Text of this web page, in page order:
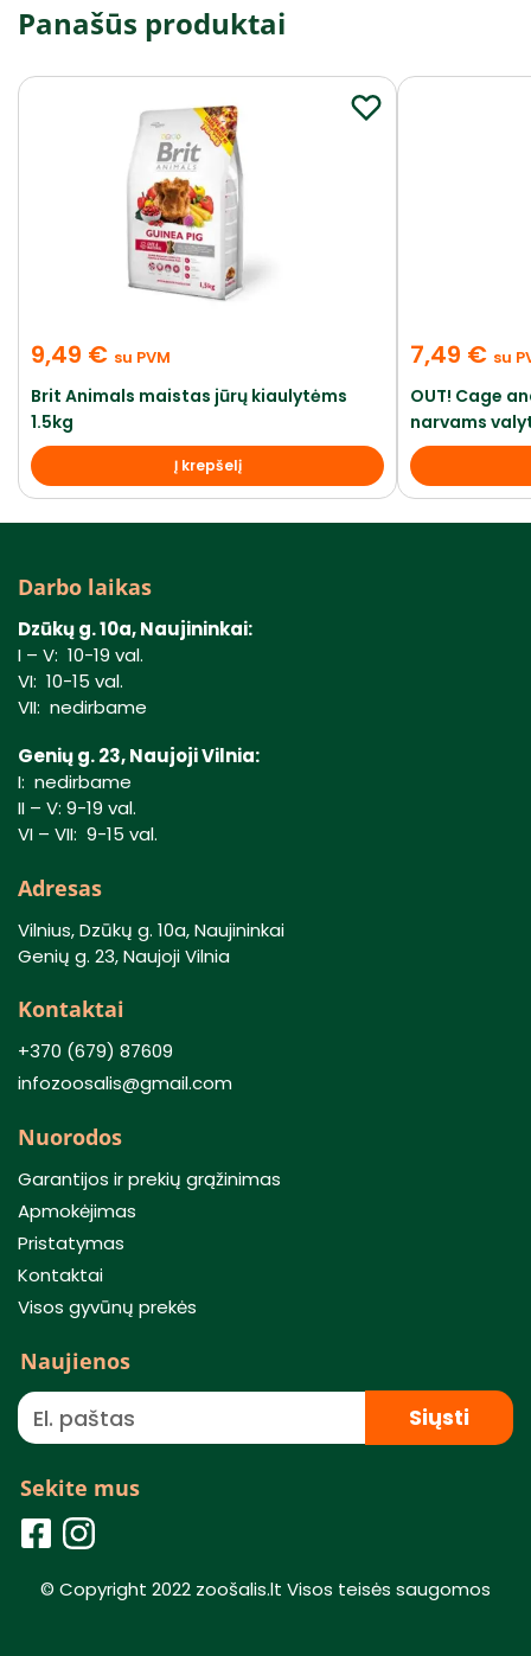
Panašūs produktai
9,49 € su PVM
Brit Animals maistas jūrų kiaulytėms
1.5kg
Į krepšelį
7,49 € su
OUT! Cage
narvams
Darbo laikas
Dzūkų g. 10a, Naujininkai:
I – V: 10-19 val.
VI: 10-15 val.
VII: nedirbame
Genių g. 23, Naujoji Vilnia:
I: nedirbame
II – V: 9-19 val.
VI – VII: 9-15 val.
Adresas
Vilnius, Dzūkų g. 10a, Naujininkai
Genių g. 23, Naujoji Vilnia
Kontaktai
+370 (679) 87609
infozoosalis@gmail.com
Nuorodos
Garantijos ir prekių grąžinimas
Apmokėjimas
Pristatymas
Kontaktai
Visos gyvūnų prekės
Naujienos
Siųsti
Sekite mus
© Copyright 2022 zoošalis.lt Visos teisės saugomos